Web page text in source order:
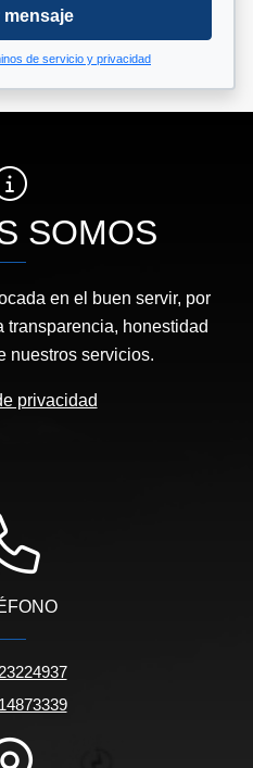
mensaje
de servicio y privacidad
SOMOS
en el buen servir, por
transparencia, honestidad
nuestros servicios.
privacidad